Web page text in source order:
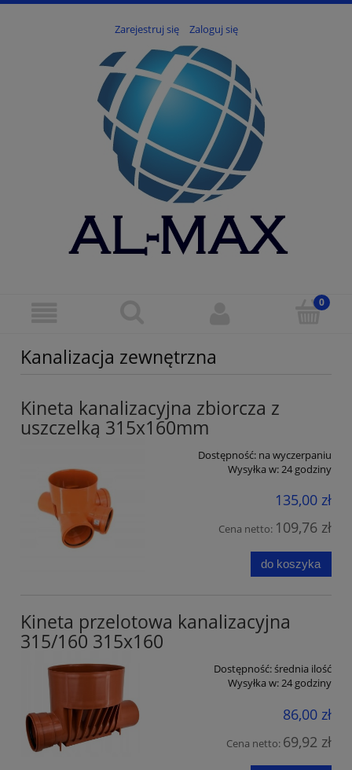
Zarejestruj się Zaloguj się
Kanalizacja zewnętrzna
Kineta kanalizacyjna zbiorcza z
uszczelką 315x160mm
Dostępność: na wyczerpaniu
Wysyłka w:24 godziny
135,00 zł
Cena netto: 109,76 zł
do koszyka
Kineta przelotowa kanalizacyjna
315/160 315x160
Dostępność:średnia ilość
Wysyłka w:24 godziny
86,00 zł
Cena netto: 69,92 zł